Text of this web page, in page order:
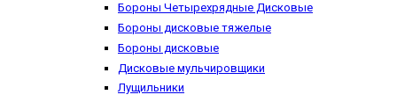
Бороны Четырехрядные Дисковые
Бороны дисковые тяжелые
Бороны дисковые
Дисковые мульчировщики
Лущильники